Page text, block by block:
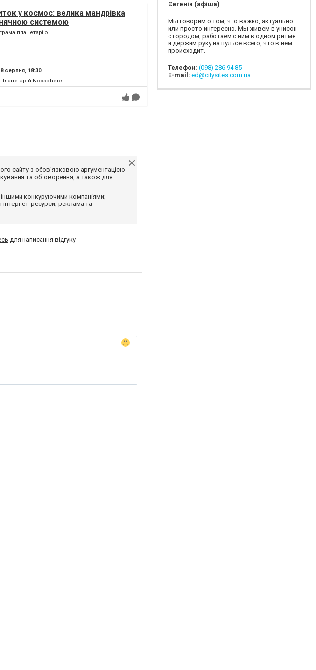
у космос: велика мандрівка
системою
планетарію
8 серпня, 18:30
Планетарій Noosphere
сайту з обов'язковою аргументацією
та обговорення, а також для
конкуруючими компаніями;
інтернет-ресурси; реклама та
для написання відгуку
Євгенія (афіша)
Мы говорим о том, что важно, актуально
или просто интересно. Мы живем в унисон
с городом, работаем с ним в одном ритме
и держим руку на пульсе всего, что в нем
происходит.
Телефон: (098) 286 94 85
E-mail: ed@citysites.com.ua